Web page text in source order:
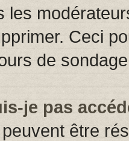
les
Ceci
de
je pas
être